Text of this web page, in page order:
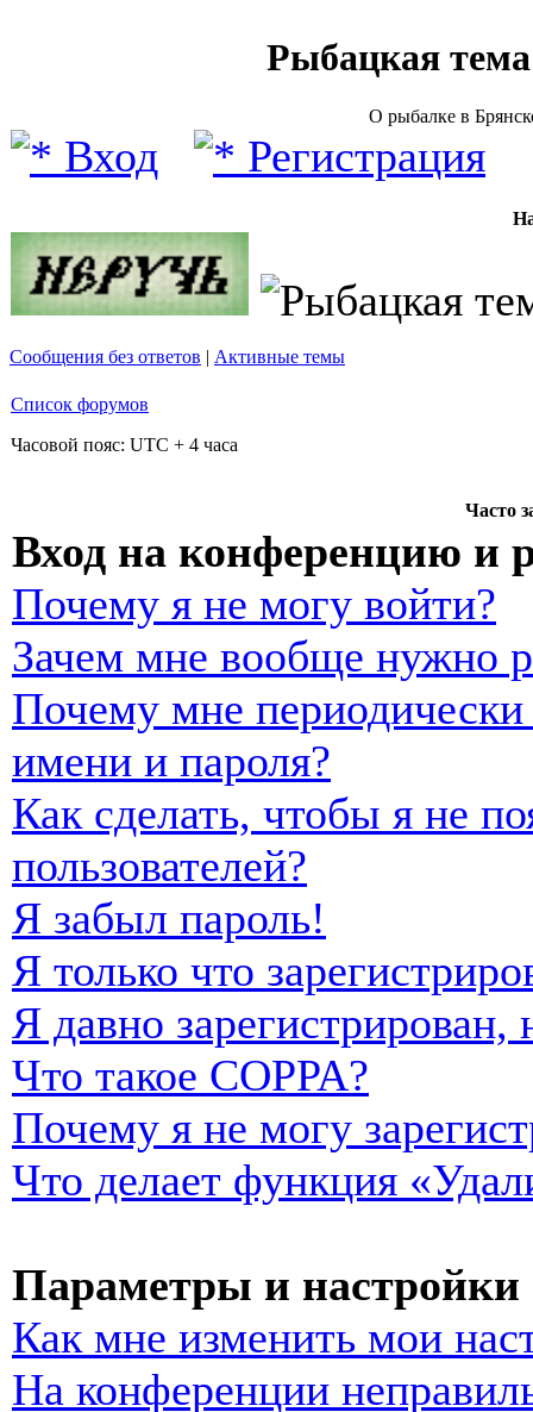
Рыбацкая
О рыбалке в
Вход Регистрация
Сообщения без ответов | Активные темы
Список форумов
Часовой пояс: UTC + 4 часа
Часто
Вход на конференцию и
Почему я не могу войти?
Зачем мне вообще нужно
Почему мне периодически
имени и пароля?
Как сделать, чтобы я не
пользователей?
Я забыл пароль!
Я только что
Я давно
Что такое COPPA?
Почему я не могу
Что делает функция
Параметры и настройки
Как мне изменить мои
На конференции